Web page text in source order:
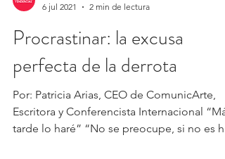
6 jul 2021
2 min de lectura
Procrastinar: la excusa
perfecta de la derrota
Por: Patricia Arias, CEO de ComunicArte,
Escritora y Conferencista Internacional “Más
tarde lo haré” “No se preocupe, si no es